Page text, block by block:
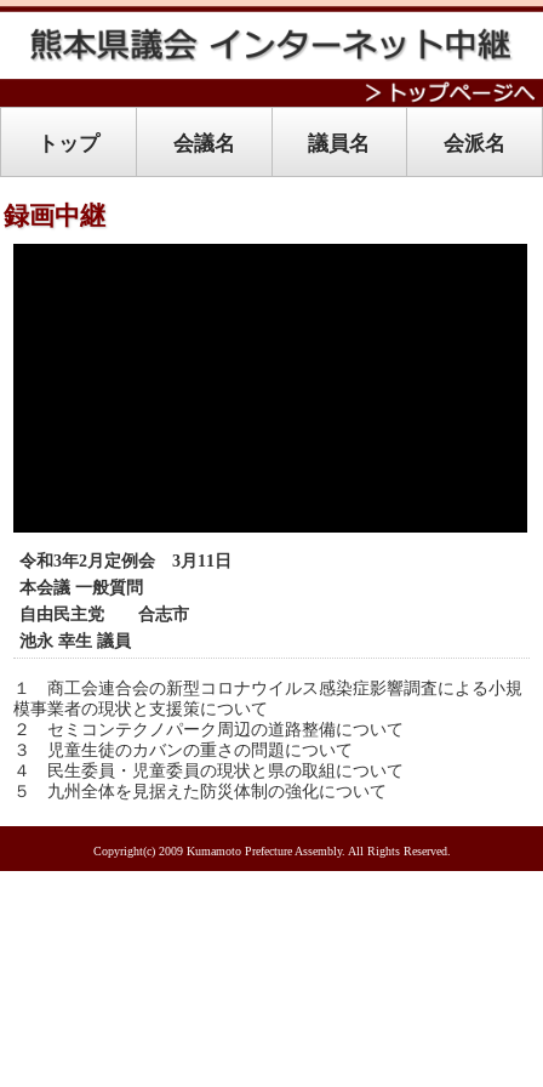
トップ 会議名 議員名 会派名
録画中継
令和3年2月定例会 3月11日
本会議 一般質問
自由民主党 合志市
池永 幸生 議員
１ 商工会連合会の新型コロナウイルス感染症影響調査による小規
模事業者の現状と支援策について
２ セミコンテクノパーク周辺の道路整備について
３ 児童生徒のカバンの重さの問題について
４ 民生委員・児童委員の現状と県の取組について
５ 九州全体を見据えた防災体制の強化について
Copyright(c) 2009 Kumamoto Prefecture Assembly. All Rights Reserved.